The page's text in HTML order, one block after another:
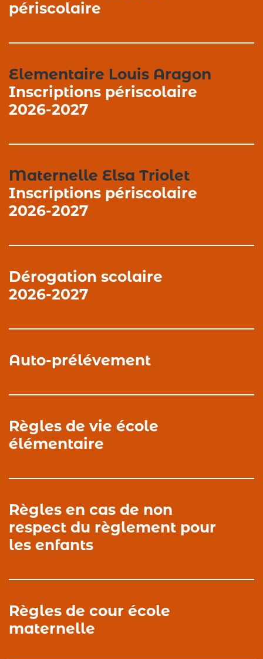
périscolaire
Elementaire Louis Aragon
Inscriptions périscolaire
2026-2027
Maternelle Elsa Triolet
Inscriptions périscolaire
2026-2027
Dérogation scolaire
2026-2027
Auto-prélévement
Règles de vie école
élémentaire
Règles en cas de non
respect du règlement pour
les enfants
Règles de cour école
maternelle